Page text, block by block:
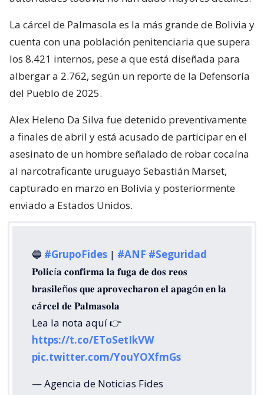
La cárcel de Palmasola es la más grande de Bolivia y
cuenta con una población penitenciaria que supera
los 8.421 internos, pese a que está diseñada para
albergar a 2.762, según un reporte de la Defensoría
del Pueblo de 2025.
Alex Heleno Da Silva fue detenido preventivamente
a finales de abril y está acusado de participar en el
asesinato de un hombre señalado de robar cocaína
al narcotraficante uruguayo Sebastián Marset,
capturado en marzo en Bolivia y posteriormente
enviado a Estados Unidos.
🔵 #GrupoFides | #ANF #Seguridad
𝐏𝐨𝐥𝐢𝐜í𝐚 𝐜𝐨𝐧𝐟𝐢𝐫𝐦𝐚 𝐥𝐚 𝐟𝐮𝐠𝐚 𝐝𝐞 𝐝𝐨𝐬 𝐫𝐞𝐨𝐬
𝐛𝐫𝐚𝐬𝐢𝐥𝐞ñ𝐨𝐬 𝐪𝐮𝐞 𝐚𝐩𝐫𝐨𝐯𝐞𝐜𝐡𝐚𝐫𝐨𝐧 𝐞𝐥 𝐚𝐩𝐚𝐠ó𝐧 𝐞𝐧 𝐥𝐚
𝐜á𝐫𝐜𝐞𝐥 𝐝𝐞 𝐏𝐚𝐥𝐦𝐚𝐬𝐨𝐥𝐚
Lea la nota aquí 👉
https://t.co/EToSetIkVW
pic.twitter.com/YouYOXfmGs
— Agencia de Noticias Fides